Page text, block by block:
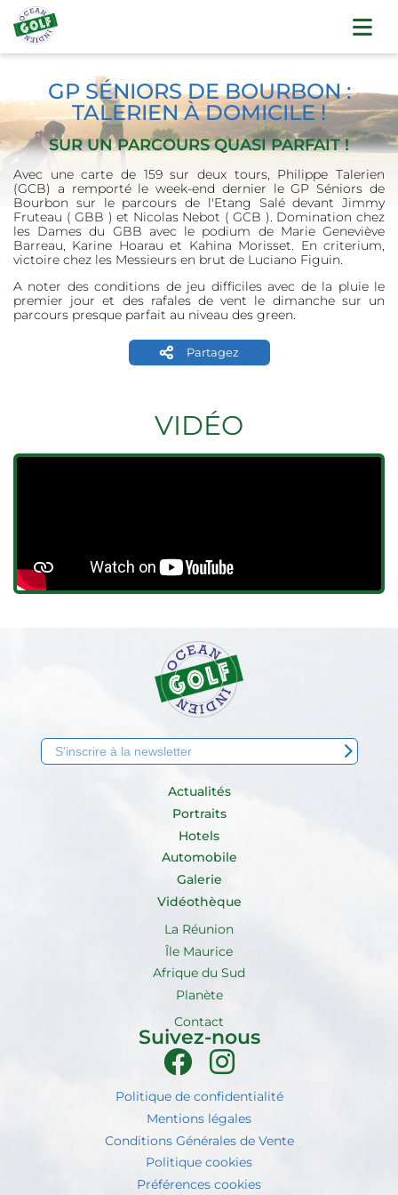
GP SÉNIORS DE BOURBON :
TALERIEN À DOMICILE !
SUR UN PARCOURS QUASI PARFAIT !
Avec une carte de 159 sur deux tours, Philippe Talerien
(GCB) a remporté le week-end dernier le GP Séniors de
Bourbon sur le parcours de l'Etang Salé devant Jimmy
Fruteau ( GBB ) et Nicolas Nebot ( GCB ). Domination chez
les Dames du GBB avec le podium de Marie Geneviève
Barreau, Karine Hoarau et Kahina Morisset. En criterium,
victoire chez les Messieurs en brut de Luciano Figuin.
A noter des conditions de jeu difficiles avec de la pluie le
premier jour et des rafales de vent le dimanche sur un
parcours presque parfait au niveau des green.
Partagez
VIDÉO
Actualités
Portraits
Hotels
Automobile
Galerie
Vidéothèque
La Réunion
Île Maurice
Afrique du Sud
Planète
Contact
Suivez-nous
Politique de confidentialité
Mentions légales
Conditions Générales de Vente
Politique cookies
Préférences cookies